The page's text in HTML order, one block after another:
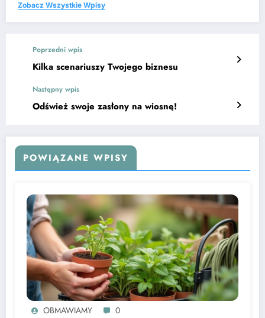
Zobacz Wszystkie Wpisy
Poprzedni wpis
Kilka scenariuszy Twojego biznesu
Następny wpis
Odśwież swoje zasłony na wiosnę!
POWIĄZANE WPISY
OBMAWIAMY 0